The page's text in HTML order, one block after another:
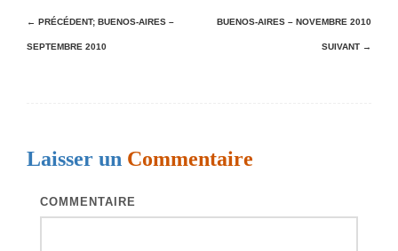
N
a
a
← PRÉCÉDENT; BUENOS-AIRES –
SEPTEMBRE 2010
BUENOS-AIRES – NOVEMBRE 2010
SUIVANT →
Laisser un Commentaire
COMMENTAIRE